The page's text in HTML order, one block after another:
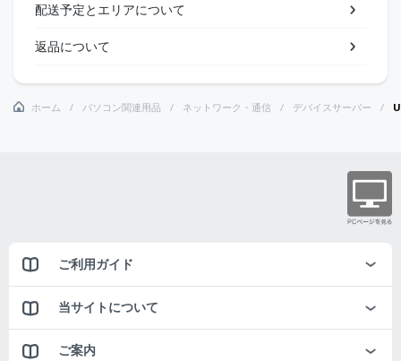
配送予定とエリアについて
返品について
ホーム パソコン関連用品 ネットワーク・通信 デバイスサーバー
ご利用ガイド
当サイトについて
ご案内